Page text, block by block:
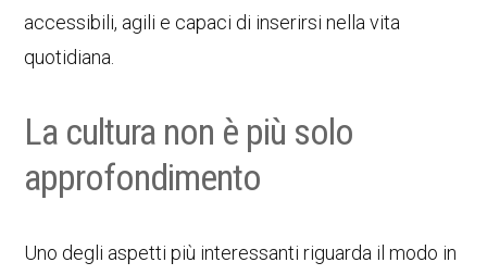
accessibili, agili e capaci di inserirsi nella vita
quotidiana.
La cultura non è più solo
approfondimento
Uno degli aspetti più interessanti riguarda il modo in